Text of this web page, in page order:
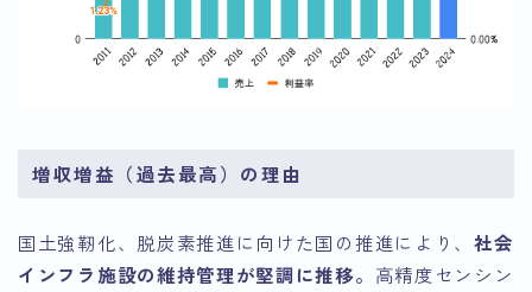
増収増益（過去最高）の理由
国土強靭化、脱炭素推進に向けた国の推進により、社会
インフラ施設の維持管理が堅調に推移。 高精度センシン